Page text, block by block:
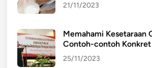
u
21/11/2023
Memahami Kesetaraan
Contoh-contoh Konkret
25/11/2023